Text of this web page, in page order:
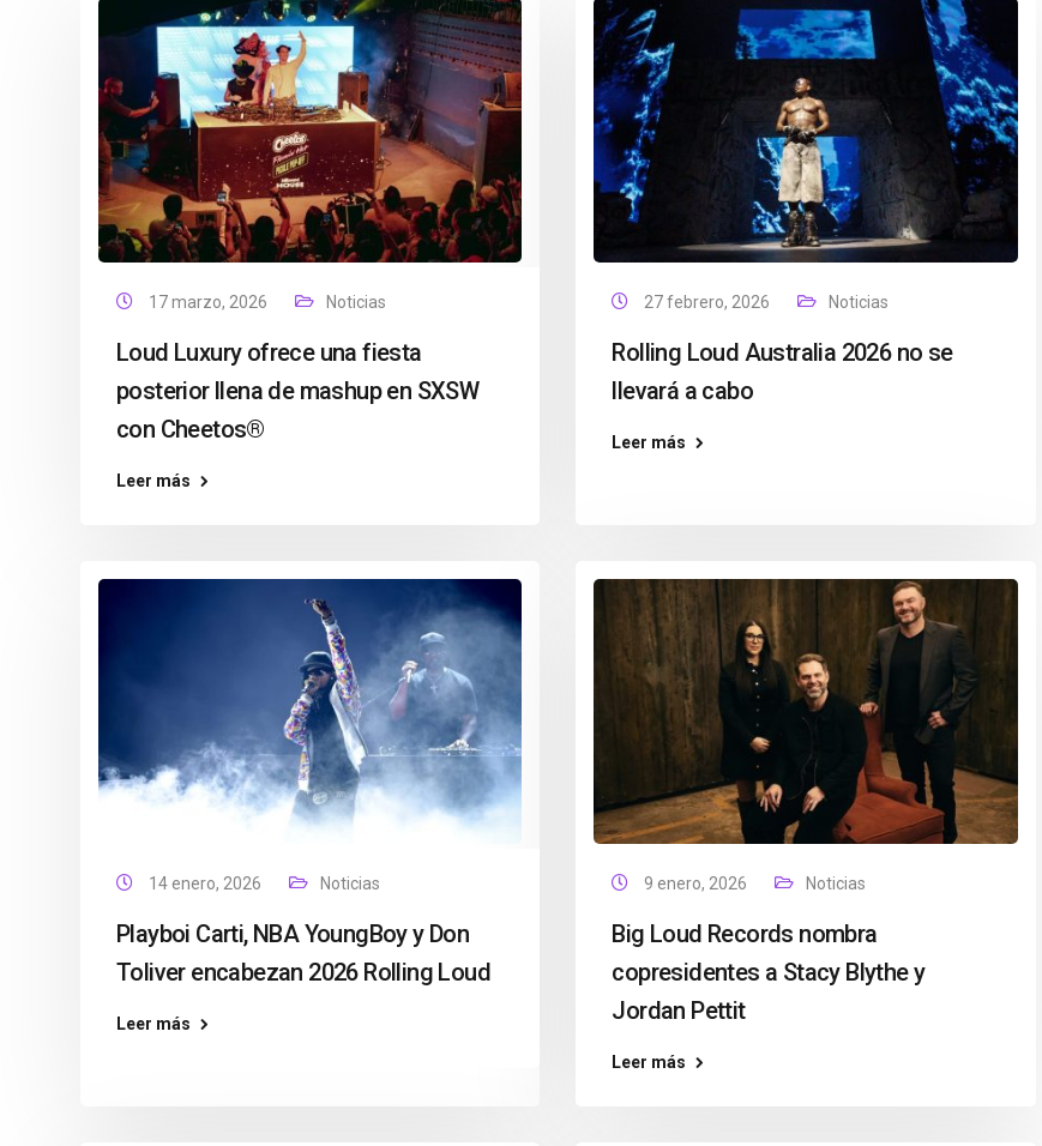
17 marzo, 2026 Noticias
Loud Luxury ofrece una fiesta
posterior llena de mashup en SXSW
con Cheetos®
Leer más
27 febrero, 2026 Noticias
Rolling Loud Australia 2026 no se
llevará a cabo
Leer más
14 enero, 2026 Noticias
Playboi Carti, NBA YoungBoy y Don
Toliver encabezan 2026 Rolling Loud
Leer más
9 enero, 2026 Noticias
Big Loud Records nombra
copresidentes a Stacy Blythe y
Jordan Pettit
Leer más